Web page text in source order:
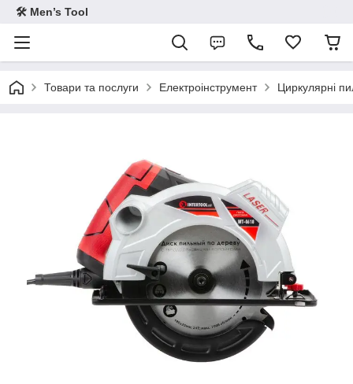
🛠 Men’s Tool
Товари та послуги Електроінструмент Циркулярні